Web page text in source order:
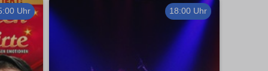
Uhr 18:00 Uhr